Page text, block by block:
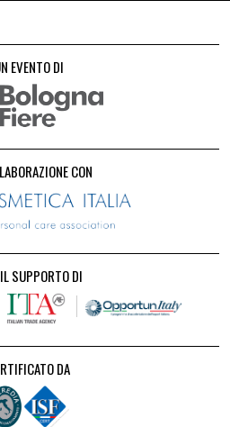
EVENTO DI
CON
SUPPORTO DI
DA